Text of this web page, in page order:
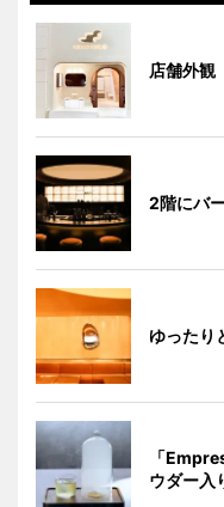
店舗外観
2階にバ
ゆったり
「
ウダー入